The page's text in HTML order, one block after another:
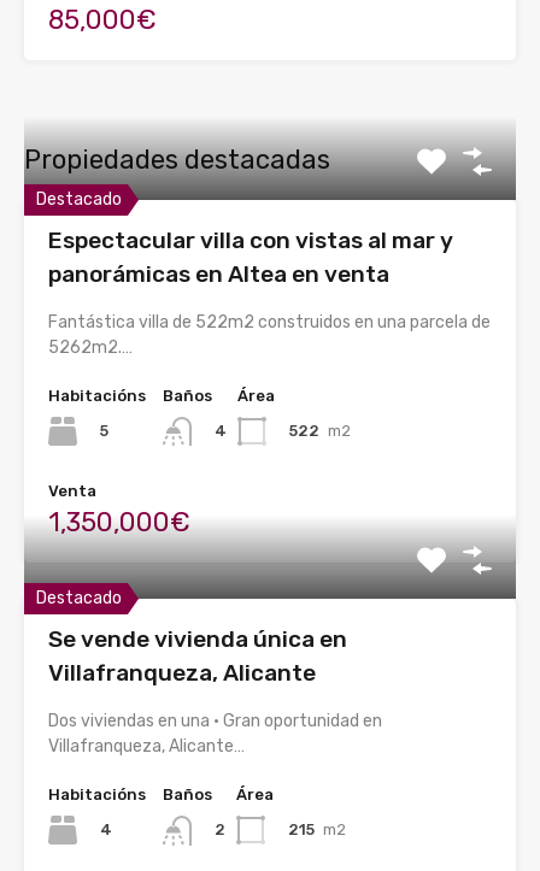
85,000€
Propiedades destacadas
Destacado
Espectacular villa con vistas al mar y
panorámicas en Altea en venta
Fantástica villa de 522m2 construidos en una parcela de
5262m2.…
Habitacións
5
Baños
4
Área
522 m2
Venta
1,350,000€
Destacado
Se vende vivienda única en
Villafranqueza, Alicante
Dos viviendas en una · Gran oportunidad en
Villafranqueza, Alicante…
Habitacións
4
Baños
2
Área
215 m2